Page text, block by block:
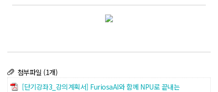
News
행사
Q&A
첨부파일 (1개)
[단기강좌3_강의계획서] FuriosaAI와 함께 NPU로 끝내는